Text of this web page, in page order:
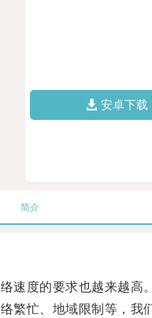
安卓下载
简介
度的要求也越来越高。
忙、地域限制等，我